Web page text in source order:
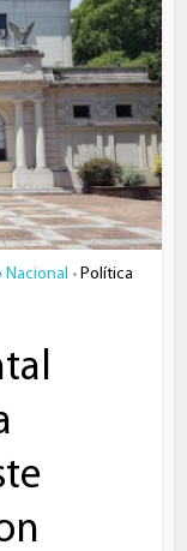
Nacional • Política